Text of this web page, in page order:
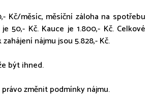
Kč/měsíc, měsíční záloha na spotřebu
50,- Kč. Kauce je 1.800,- Kč. Celkové
nájmu jsou 5.828,- Kč.
být ihned.
změnit podmínky nájmu.